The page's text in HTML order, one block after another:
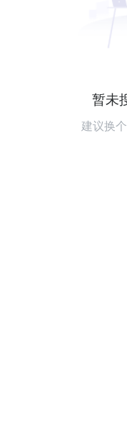
暂未
建议换